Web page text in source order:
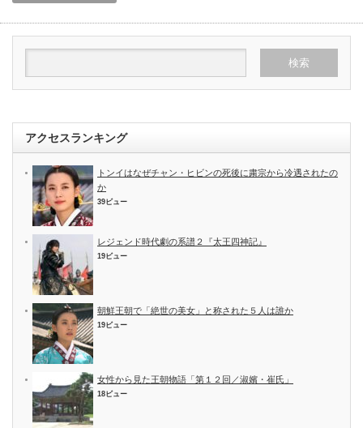
アクセスランキング
トンイはなぜチャン・ヒビンの死後に粛宗から冷遇されたの
か
39ビュー
レジェンド時代劇の系譜２『太王四神記』
19ビュー
朝鮮王朝で「絶世の美女」と称された５人は誰か
19ビュー
女性から見た王朝物語「第１２回／淑嬪・崔氏」
18ビュー